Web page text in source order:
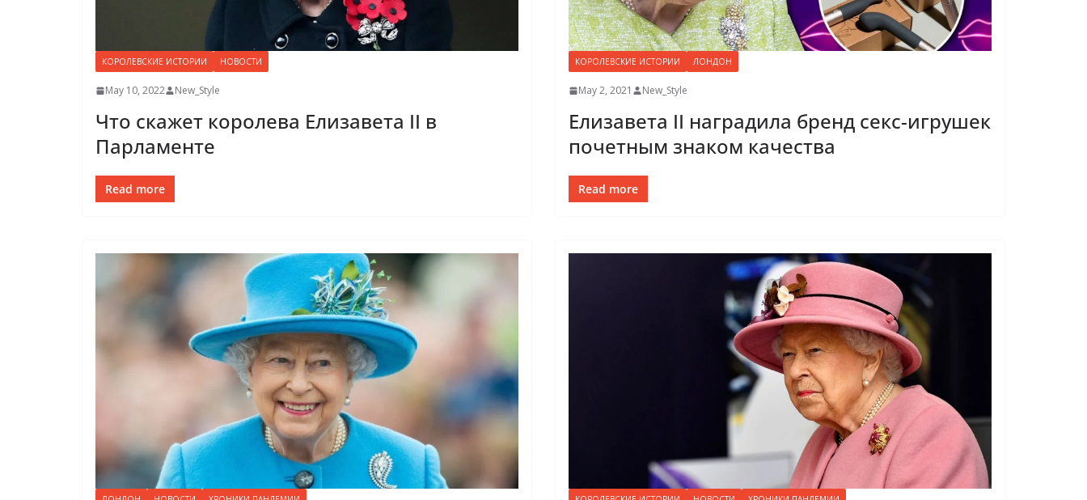
КОРОЛЕВСКИЕ ИСТОРИИ НОВОСТИ
May 10, 2022 New_Style
Что скажет королева Елизавета II в
Парламенте
Read more
КОРОЛЕВСКИЕ ИСТОРИИ ЛОНДОН
May 2, 2021 New_Style
Елизавета II наградила бренд секс-игрушек
почетным знаком качества
Read more